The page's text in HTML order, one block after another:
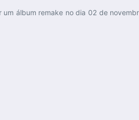
álbum remake no dia 02 de